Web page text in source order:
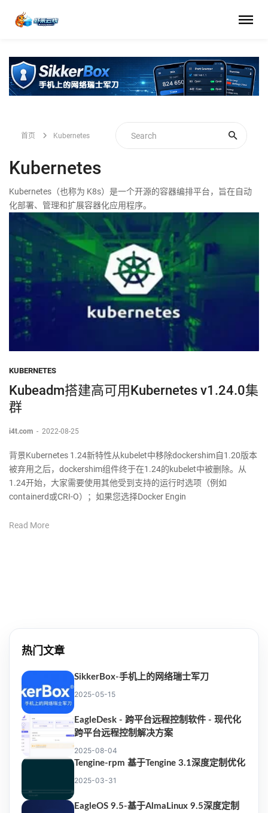
首页 Kubernetes
Kubernetes
Kubernetes（也称为 K8s）是一个开源的容器编排平台，旨在自动
化部署、管理和扩展容器化应用程序。
KUBERNETES
Kubeadm搭建高可用Kubernetes v1.24.0集
群
i4t.com - 2022-08-25
背景Kubernetes 1.24新特性从kubelet中移除dockershim自1.20版本
被弃用之后，dockershim组件终于在1.24的kubelet中被删除。从
1.24开始，大家需要使用其他受到支持的运行时选项（例如
containerd或CRI-O）；如果您选择Docker Engin
Read More
热门文章
SikkerBox-手机上的网络瑞士军刀
2025-05-15
EagleDesk - 跨平台远程控制软件 - 现代化
跨平台远程控制解决方案
2025-08-04
Tengine-rpm 基于Tengine 3.1深度定制优化
2025-03-31
EagleOS 9.5-基于AlmaLinux 9.5深度定制